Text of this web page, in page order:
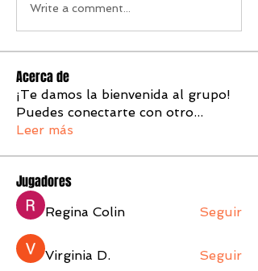
Write a comment...
Acerca de
¡Te damos la bienvenida al grupo!
Puedes conectarte con otro...
Leer más
Jugadores
Regina Colin Seguir
Virginia D. Seguir